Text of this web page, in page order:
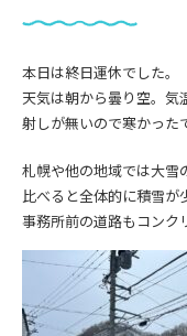
本日は終日運休でした。
天気は朝から曇り空。気
射しが無いので寒かった
札幌や他の地域では大雪
比べると全体的に積雪が
事務所前の道路もコンク